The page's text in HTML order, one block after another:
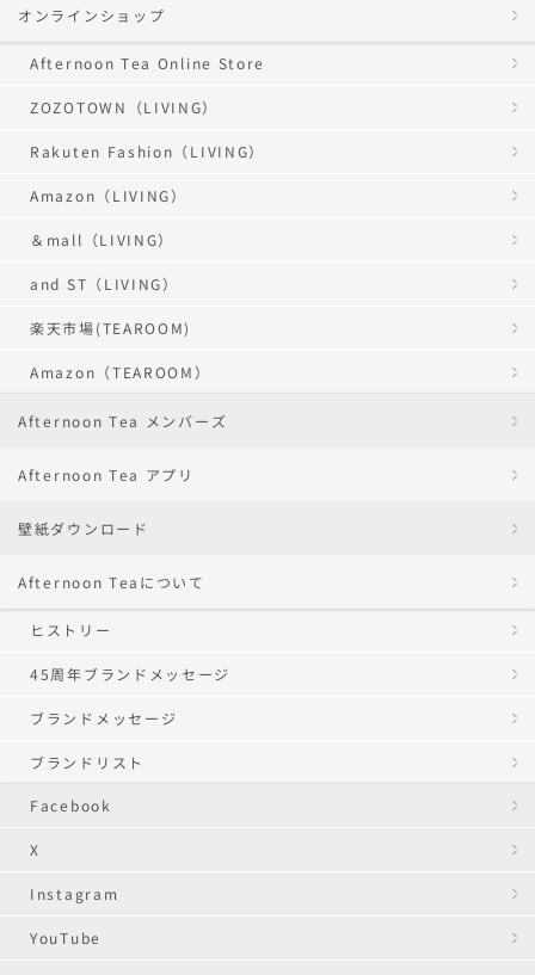
オンラインショップ
Afternoon Tea Online Store
ZOZOTOWN（LIVING）
Rakuten Fashion（LIVING）
Amazon（LIVING）
＆mall（LIVING）
and ST（LIVING）
楽天市場(TEAROOM)
Amazon（TEAROOM）
Afternoon Tea メンバーズ
Afternoon Tea アプリ
壁紙ダウンロード
Afternoon Teaについて
ヒストリー
45周年ブランドメッセージ
ブランドメッセージ
ブランドリスト
Facebook
X
Instagram
YouTube